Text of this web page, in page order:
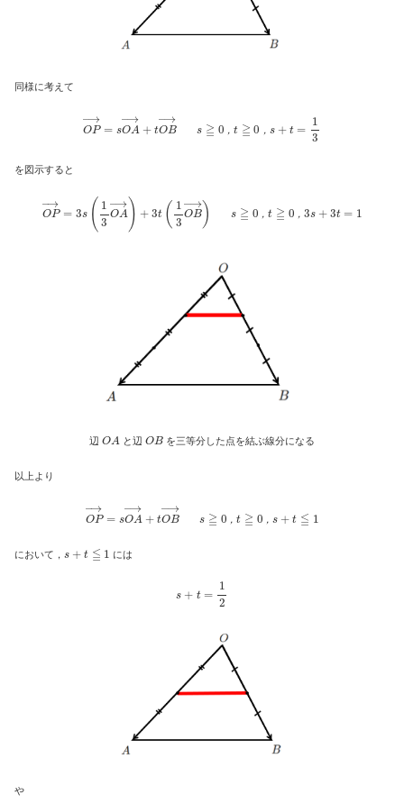
同様に考えて
OP→ sOA → +tOB ≧0 ， ≧ 0，s 1 3
を図示すると
OP→ =3 (1 3 OA→ + 3t(1 3 O B→) ≧0 ， ≧ 0，3 + = 1
辺O A と辺 OBを三等分した点を結ぶ線分になる
以上より
OP→ sOA → +tOB ≧0 ， ≧ 0，s 1
において， ≦ には
=
や